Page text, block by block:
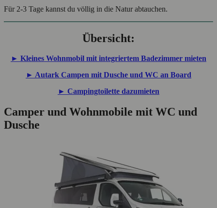
Für 2-3 Tage kannst du völlig in die Natur abtauchen.
Übersicht:
► Kleines Wohnmobil mit integriertem Badezimmer mieten
► Autark Campen mit Dusche und WC an Board
► Campingtoilette dazumieten
Camper und Wohnmobile mit WC und
Dusche